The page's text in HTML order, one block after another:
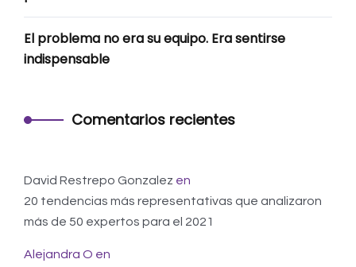
El problema no era su equipo. Era sentirse
indispensable
Comentarios recientes
David Restrepo Gonzalez en
20 tendencias más representativas que analizaron
más de 50 expertos para el 2021
Alejandra O en